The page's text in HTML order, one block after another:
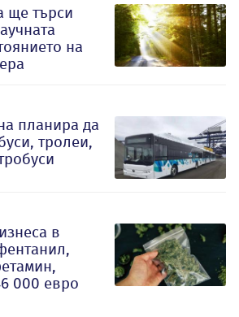
ще търси
на
планира да
тролеи,
в
000 евро